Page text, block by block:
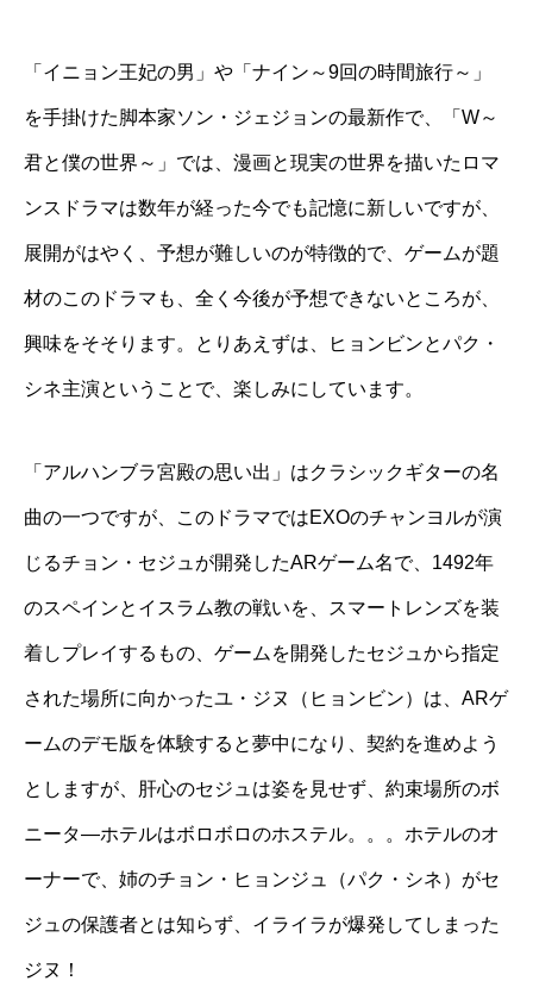
「イニョン王妃の男」や「ナイン～9回の時間旅行～」
を手掛けた脚本家ソン・ジェジョンの最新作で、「 W～
君と僕の世界～」では、漫画と現実の世界を描いたロマ
ンスドラマは数年が経った今でも記憶に新しいですが、
展開がはやく、予想が難しいのが特徴的で、ゲームが題
材のこのドラマも、全く今後が予想できないところが、
興味をそそります。とりあえずは、ヒョンビンとパク・
シネ主演ということで、楽しみにしています。
「アルハンブラ宮殿の思い出」はクラシックギターの名
曲の一つですが、このドラマではEXOのチャンヨルが演
じるチョン・セジュが開発したARゲーム名で、 1492年
のスペインとイスラム教の戦いを、スマートレンズを装
着しプレイするもの、ゲームを開発したセジュから指定
された場所に向かったユ・ジヌ（ヒョンビン）は、 ARゲ
ームのデモ版を体験すると夢中になり、契約を進めよう
としますが、肝心のセジュは姿を見せず、約束場所のボ
ニータ―ホテルはボロボロのホステル。。。ホテルのオ
ーナーで、姉のチョン・ヒョンジュ（パク・シネ）がセ
ジュの保護者とは知らず、イライラが爆発してしまった
ジヌ！